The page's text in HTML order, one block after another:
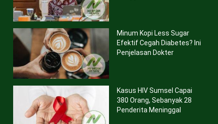
Minum Kopi Less Sugar
Efektif Cegah Diabetes? Ini
Penjelasan Dokter
Kasus HIV Sumsel Capai
380 Orang, Sebanyak 28
Penderita Meninggal